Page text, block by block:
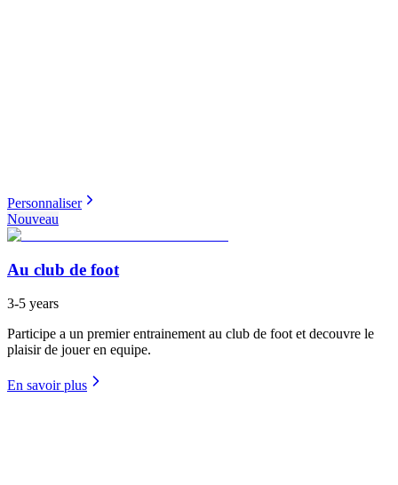
Personnaliser
Nouveau
Au club de foot
3-5 years
Participe a un premier entrainement au club de foot et decouvre le
plaisir de jouer en equipe.
En savoir plus